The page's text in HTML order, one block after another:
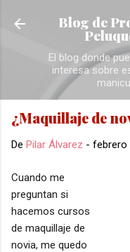
Ir al
Blog de
El blog donde
interesa sobre
¿Maquillaje de
De Pilar Álvarez - febrero
Cuando me
preguntan si
hacemos cursos
de maquillaje de
novia, me quedo